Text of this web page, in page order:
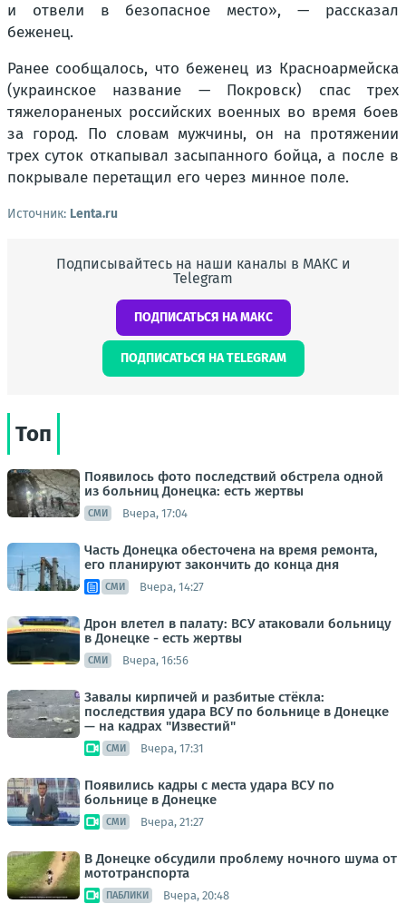
и отвели в безопасное место», — рассказал
беженец.
Ранее сообщалось, что беженец из Красноармейска
(украинское название — Покровск) спас трех
тяжелораненых российских военных во время боев
за город. По словам мужчины, он на протяжении
трех суток откапывал засыпанного бойца, а после в
покрывале перетащил его через минное поле.
Источник: Lenta.ru
Подписывайтесь на наши каналы в МАКС и
Telegram
ПОДПИСАТЬСЯ НА МАКС
ПОДПИСАТЬСЯ НА TELEGRAM
Топ
Появилось фото последствий обстрела одной
из больниц Донецка: есть жертвы
СМИ Вчера, 17:04
Часть Донецка обесточена на время ремонта,
его планируют закончить до конца дня
СМИ Вчера, 14:27
Дрон влетел в палату: ВСУ атаковали больницу
в Донецке - есть жертвы
СМИ Вчера, 16:56
Завалы кирпичей и разбитые стёкла:
последствия удара ВСУ по больнице в Донецке
— на кадрах "Известий"
СМИ Вчера, 17:31
Появились кадры с места удара ВСУ по
больнице в Донецке
СМИ Вчера, 21:27
В Донецке обсудили проблему ночного шума от
мототранспорта
ПАБЛИКИ Вчера, 20:48